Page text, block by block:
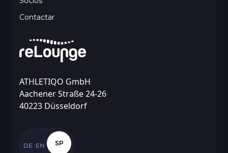
ATHLETIQO GmbH
Aachener Straße 24-26
40223 Düsseldorf
DE EN SP
Contactar